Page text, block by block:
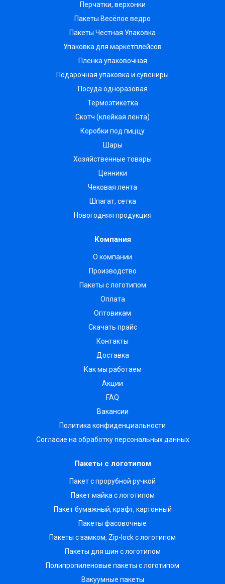
Перчатки, верхонки
Пакеты Весёлое ведро
Пакеты Честная Упаковка
Упаковка для маркетплейсов
Пленка упаковочная
Подарочная упаковка и сувениры
Посуда одноразовая
Термоэтикетка
Скотч (клейкая лента)
Коробки под пиццу
Шары
Хозяйственные товары
Ценники
Чековая лента
Шпагат, сетка
Новогодняя продукция
Компания
О компании
Производство
Пакеты с логотипом
Оплата
Оптовикам
Скачать прайс
Контакты
Доставка
Как мы работаем
Акции
FAQ
Вакансии
Политика конфиденциальности
Согласие на обработку персональных данных
Пакеты с логотипом
Пакет с прорубной ручкой
Пакет майка с логотипом
Пакет бумажный, крафт, картонный
Пакеты фасовочные
Пакеты с замком, Zip-lock с логотипом
Пакеты для шин с логотипом
Полипропиленовые пакеты с логотипом
Вакуумные пакеты